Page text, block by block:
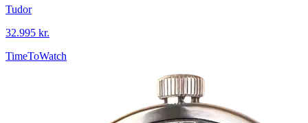
Tudor
32.995 kr.
TimeToWatch